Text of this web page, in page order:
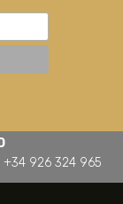
+34 926 324 965